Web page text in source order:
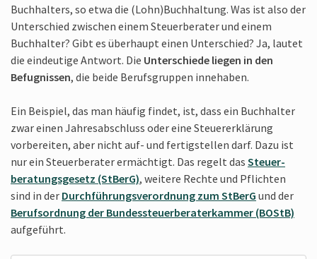
Buchhalters, so etwa die (Lohn)Buch­haltung. Was ist also der
Unter­schied zwischen einem Steuer­berater und einem
Buchhalter? Gibt es überhaupt einen Unterschied? Ja, lautet
die eindeutige Antwort. Die Unter­schiede liegen in den
Befug­nissen, die beide Berufs­gruppen innehaben.
Ein Beispiel, das man häufig findet, ist, dass ein Buchhalter
zwar einen Jahres­abschluss oder eine Steuer­erklärung
vorbereiten, aber nicht auf- und fertig­stellen darf. Dazu ist
nur ein Steuer­berater ermächtigt. Das regelt das Steuer­
beratungs­gesetz (StBerG), weitere Rechte und Pflichten
sind in der Durch­führungs­verordnung zum StBerG und der
Berufs­ordnung der Bundes­steuer­berater­kammer (BOStB)
aufgeführt.